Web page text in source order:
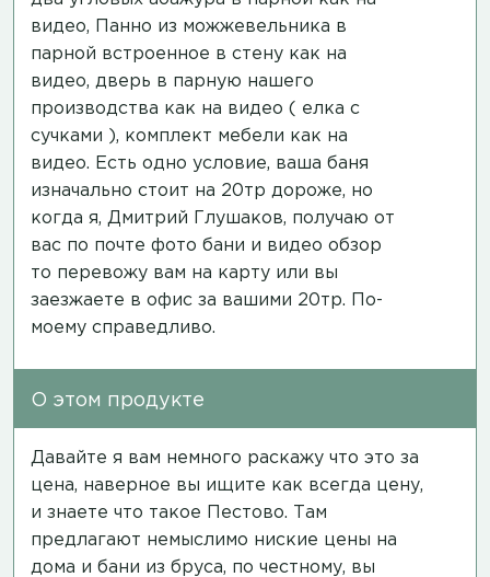
видео, Панно из можжевельника в
парной встроенное в стену как на
видео, дверь в парную нашего
производства как на видео ( елка с
сучками ), комплект мебели как на
видео. Есть одно условие, ваша баня
изначально стоит на 20тр дороже, но
когда я, Дмитрий Глушаков, получаю от
вас по почте фото бани и видео обзор
то перевожу вам на карту или вы
заезжаете в офис за вашими 20тр. По-
моему справедливо.
О этом продукте
Давайте я вам немного раскажу что это за
цена, наверное вы ищите как всегда цену,
и знаете что такое Пестово. Там
предлагают немыслимо ниские цены на
дома и бани из бруса, по честному, вы